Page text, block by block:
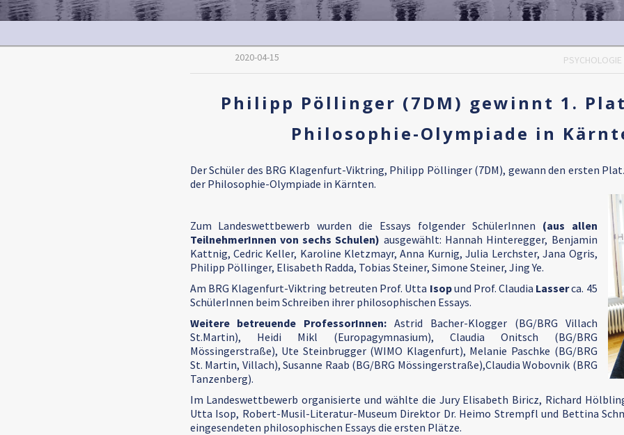
2020-04-15
Philipp Pöllinger (7DM) gewinnt 1.
Philosophie-Olympiade in
Der Schüler des BRG Klagenfurt-Viktring, Philipp Pöllinger (7DM), gewann den ersten
der Philosophie-Olympiade in Kärnten.
Zum Landeswettbewerb wurden die Essays folgender SchülerInnen (aus allen
TeilnehmerInnen von sechs Schulen) ausgewählt: Hannah Hinteregger, Benjamin
Kattnig, Cedric Keller, Karoline Kletzmayr, Anna Kurnig, Julia Lerchster, Jana Ogris,
Philipp Pöllinger, Elisabeth Radda, Tobias Steiner, Simone Steiner, Jing Ye.
Am BRG Klagenfurt-Viktring betreuten Prof. Utta Isopund Prof. Claudia Lasserca. 45
SchülerInnen beim Schreiben ihrer philosophischen Essays.
Weitere betreuende ProfessorInnen: Astrid Bacher-Klogger (BG/BRG Villach
St.Martin), Heidi Mikl (Europagymnasium), Claudia Onitsch (BG/BRG
Mössingerstraße), Ute Steinbrugger (WIMO Klagenfurt), Melanie Paschke (BG/BRG
St. Martin, Villach), Susanne Raab (BG/BRG Mössingerstraße),Claudia Wobovnik (BRG
Tanzenberg).
Im Landeswettbewerb organisierte und wählte die Jury Elisabeth Biricz, Richard
Utta Isop, Robert-Musil-Literatur-Museum Direktor Dr. Heimo Strempfl und Bettina
eingesendeten philosophischen Essays die ersten Plätze.